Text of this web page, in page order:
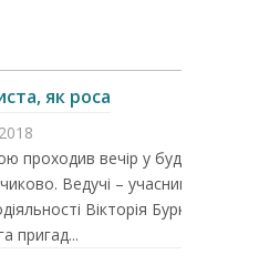
як роса
проходив вечір у будинку
Ведучі – учасники
Вікторія Буркало
пригад...